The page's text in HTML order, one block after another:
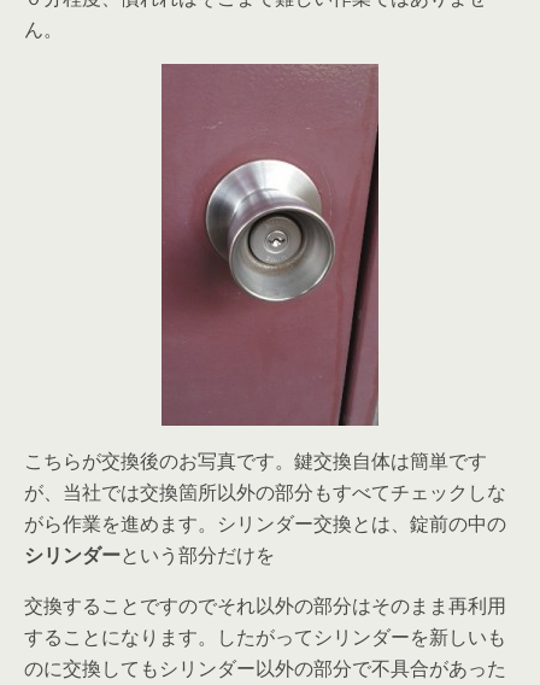
ん。
こちらが交換後のお写真です。鍵交換自体は簡単です
が、当社では交換箇所以外の部分もすべてチェックしな
がら作業を進めます。シリンダー交換とは、錠前の中の
シリンダーという部分だけを
交換することですのでそれ以外の部分はそのまま再利用
することになります。したがってシリンダーを新しいも
のに交換してもシリンダー以外の部分で不具合があった